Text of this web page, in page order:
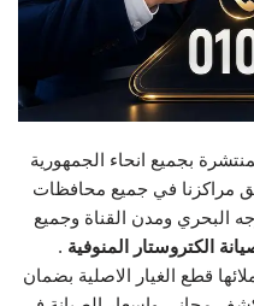
بجميع انحاء الجمهورية
مراكزنا في جميع محافظات
البحري ومدن القناة وجميع
الكتروستار المنوفية .
قطع الغيار الاصلية بضمان